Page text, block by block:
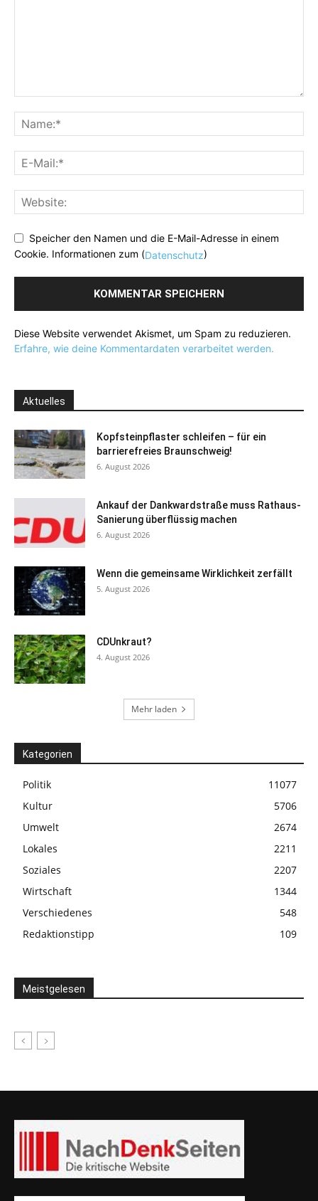
Speicher den Namen und die E-Mail-Adresse in einem
Cookie. Informationen zum (Datenschutz)
Diese Website verwendet Akismet, um Spam zu reduzieren.
Erfahre, wie deine Kommentardaten verarbeitet werden.
Aktuelles
Kopfsteinpflaster schleifen – für ein
barrierefreies Braunschweig!
6. August 2026
Ankauf der Dankwardstraße muss Rathaus-
Sanierung überflüssig machen
6. August 2026
Wenn die gemeinsame Wirklichkeit zerfällt
5. August 2026
CDUnkraut?
4. August 2026
Mehr laden
Kategorien
Politik
11077
Kultur
5706
Umwelt
2674
Lokales
2211
Soziales
2207
Wirtschaft
1344
Verschiedenes
548
Redaktionstipp
109
Meistgelesen